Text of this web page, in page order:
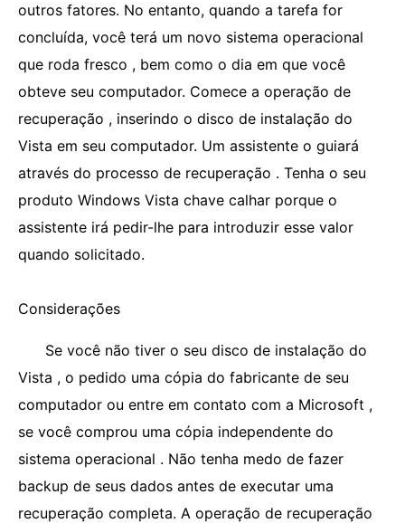
outros fatores. No entanto, quando a tarefa for
concluída, você terá um novo sistema operacional
que roda fresco , bem como o dia em que você
obteve seu computador. Comece a operação de
recuperação , inserindo o disco de instalação do
Vista em seu computador. Um assistente o guiará
através do processo de recuperação . Tenha o seu
produto Windows Vista chave calhar porque o
assistente irá pedir-lhe para introduzir esse valor
quando solicitado.
Considerações
Se você não tiver o seu disco de instalação do
Vista , o pedido uma cópia do fabricante de seu
computador ou entre em contato com a Microsoft ,
se você comprou uma cópia independente do
sistema operacional . Não tenha medo de fazer
backup de seus dados antes de executar uma
recuperação completa. A operação de recuperação